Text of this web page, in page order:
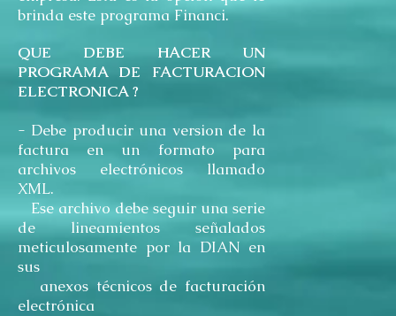
brinda este programa Financi.
​QUE DEBE HACER UN
PROGRAMA DE FACTURACION
ELECTRONICA ?
- Debe producir una version de la
factura en un formato para
archivos electrónicos llamado
XML.
Ese archivo debe seguir una serie
de lineamientos señalados
meticulosamente por la DIAN en
sus
anexos técnicos de facturación
electrónica